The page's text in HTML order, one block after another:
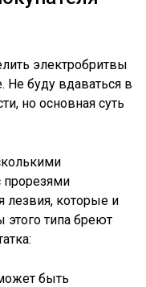
электробритвы
Не буду вдаваться в
но основная суть
которые и
этого типа бреют
быть